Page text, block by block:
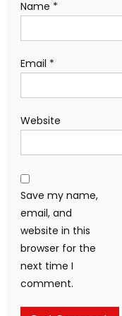
Name *
Email *
Website
Save my name,
email, and
website in this
browser for the
next time I
comment.